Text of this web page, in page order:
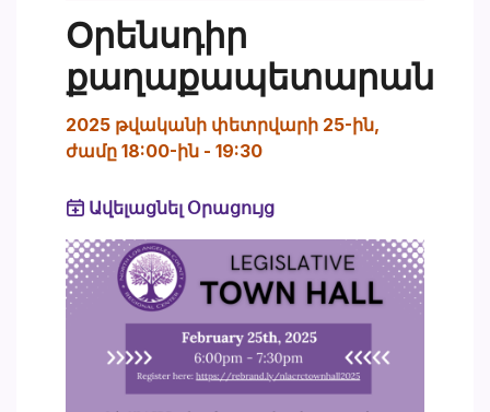
Օրենսդիր
քաղաքապետարան
2025 թվականի փետրվարի 25-ին,
ժամը 18:00-ին - 19:30
Ավելացնել Օրացույց